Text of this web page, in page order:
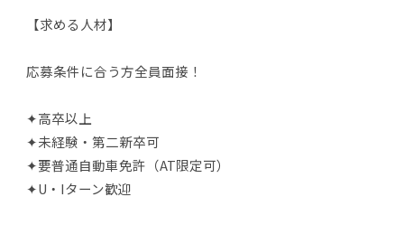
【求める人材】
応募条件に合う方全員面接！
✦高卒以上
✦未経験・第二新卒可
✦要普通自動車免許（AT限定可）
✦U・Iターン歓迎